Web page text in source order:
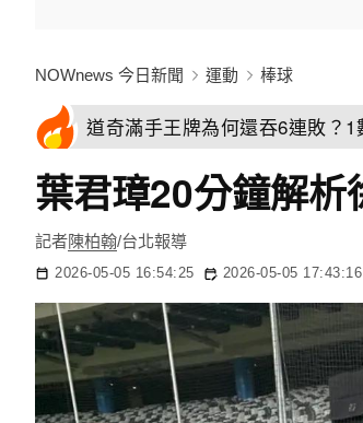
NOWnews 今日新聞 運動 棒球
道奇滿手王牌為何還吞6連敗？
葉君璋20分鐘解
記者陳柏翰/台北報導
2026-05-05 16:54:25 2026-05-05 17:43:16